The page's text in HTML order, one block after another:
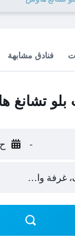
فنادق مشابهة
تشانغ
- ح 16/8